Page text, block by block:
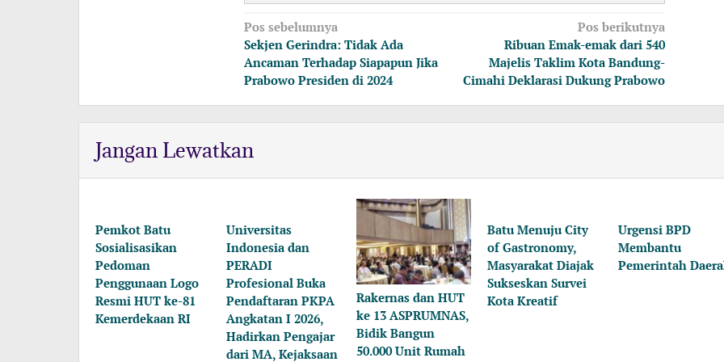
Navigasi
pos
Pos sebelumnya
Sekjen Gerindra: Tidak Ada
Ancaman Terhadap Siapapun Jika
Prabowo Presiden di 2024
Pos berikutnya
Ribuan Emak-emak dari 540
Majelis Taklim Kota Bandung-
Cimahi Deklarasi Dukung Prabowo
Jangan Lewatkan
Pemkot Batu
Sosialisasikan
Pedoman
Penggunaan Logo
Resmi HUT ke-81
Kemerdekaan RI
Universitas
Indonesia dan
PERADI
Profesional Buka
Pendaftaran PKPA
Angkatan I 2026,
Hadirkan Pengajar
dari MA, Kejaksaan
Rakernas dan HUT
ke 13 ASPRUMNAS,
Bidik Bangun
50.000 Unit Rumah
Batu Menuju City
of Gastronomy,
Masyarakat Diajak
Sukseskan Survei
Kota Kreatif
Urgensi BPD
Membantu
Pemerintah